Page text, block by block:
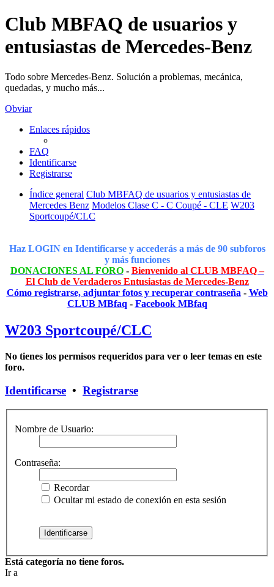
Club MBFAQ de usuarios y
entusiastas de Mercedes-Benz
Todo sobre Mercedes-Benz. Solución a problemas, mecánica,
quedadas, y mucho más...
Obviar
Enlaces rápidos
FAQ
Identificarse
Registrarse
Índice general Club MBFAQ de usuarios y entusiastas de
Mercedes Benz Modelos Clase C - C Coupé - CLE W203
Sportcoupé/CLC
Haz LOGIN en Identificarse y accederás a más de 90 subforos
y más funciones
DONACIONES AL FORO- Bienvenido al CLUB MBFAQ –
El Club de Verdaderos Entusiastas de Mercedes-Benz
Cómo registrarse, adjuntar fotos y recuperar contraseña - Web
CLUB MBfaq - Facebook MBfaq
W203 Sportcoupé/CLC
No tienes los permisos requeridos para ver o leer temas en este
foro.
Identificarse • Registrarse
Nombre de Usuario:
Contraseña:
Recordar
Ocultar mi estado de conexión en esta sesión
Está categoría no tiene foros.
Ir a